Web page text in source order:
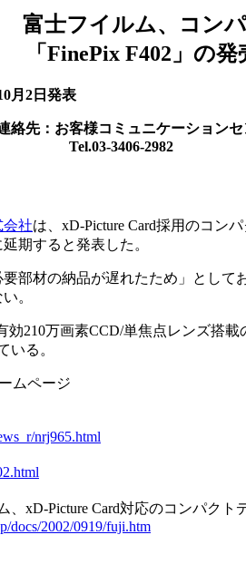
富士フイルム、コン
「FinePix F402」の
月2日発表
絡先：お客様コミュニケーション
Tel.03-3406-2982
社は、xD-Picture Card採用のコン
期すると発表した。
部材の納品が遅れたため」として
。
効210万画素CCD/単焦点レンズ搭
いる。
ムページ
nrj965.html
、xD-Picture Card対応のコンパクト
docs/2002/0919/fuji.htm